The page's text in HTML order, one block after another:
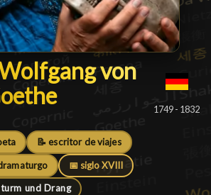
von
von
█ 1749 - 1832
📝 escritor de viajes
📅 siglo XVIII
und Drang